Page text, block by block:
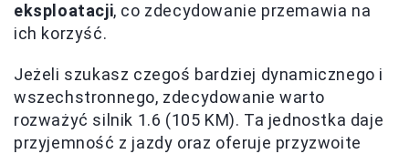
eksploatacji, co zdecydowanie przemawia na
ich korzyść.
Jeżeli szukasz czegoś bardziej dynamicznego i
wszechstronnego, zdecydowanie warto
rozważyć silnik 1.6 (105 KM). Ta jednostka daje
przyjemność z jazdy oraz oferuje przyzwoite